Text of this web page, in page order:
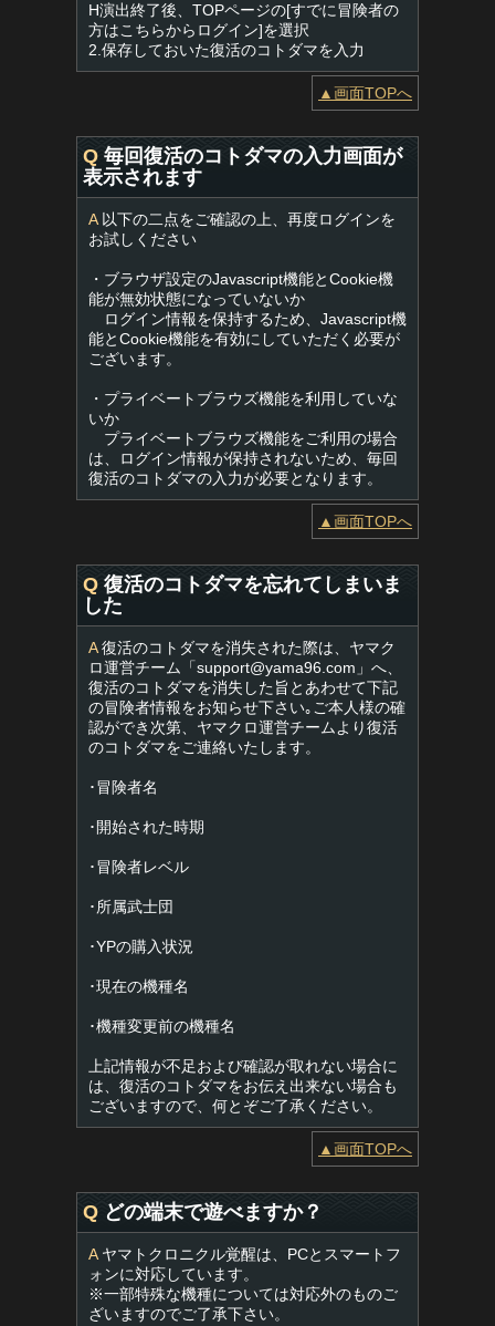
H演出終了後、TOPページの[すでに冒険者の
方はこちらからログイン]を選択
2.保存しておいた復活のコトダマを入力
▲画面TOPへ
Q 毎回復活のコトダマの入力画面が
表示されます
A以下の二点をご確認の上、再度ログインを
お試しください
・ブラウザ設定のJavascript機能とCookie機
能が無効状態になっていないか
ログイン情報を保持するため、Javascript機
能とCookie機能を有効にしていただく必要が
ございます。
・プライベートブラウズ機能を利用していな
いか
プライベートブラウズ機能をご利用の場合
は、ログイン情報が保持されないため、毎回
復活のコトダマの入力が必要となります。
▲画面TOPへ
Q 復活のコトダマを忘れてしまいま
した
A復活のコトダマを消失された際は、ヤマク
ロ運営チーム「support@yama96.com 」へ、
復活のコトダマを消失した旨とあわせて下記
の冒険者情報をお知らせ下さい｡ご本人様の確
認ができ次第、ヤマクロ運営チームより復活
のコトダマをご連絡いたします。
･冒険者名
･開始された時期
･冒険者レベル
･所属武士団
･YPの購入状況
･現在の機種名
･機種変更前の機種名
上記情報が不足および確認が取れない場合に
は、復活のコトダマをお伝え出来ない場合も
ございますので、何とぞご了承ください。
▲画面TOPへ
Q どの端末で遊べますか？
Aヤマトクロニクル覚醒は、PCとスマートフ
ォンに対応しています。
※一部特殊な機種については対応外のものご
ざいますのでご了承下さい。